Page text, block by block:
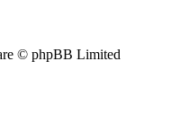
© phpBB Limited